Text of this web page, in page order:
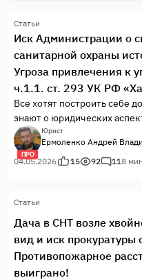
Статьи
Иск Администрации о
санитарной охраны
Угроза привлечения к
ч.1.1. ст. 293 УК РФ
Все хотят построить себе
знают о юридических
ПРО
Юрист
Ермоленко Андрей
04.05.2026
15 92 118 мин
Статьи
Дача в СНТ возле
вид и иск прокуратуры
Противопожарное
выиграно!